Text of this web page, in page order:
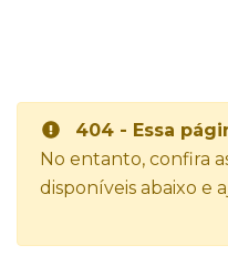
404 - Essa
No entanto, confira
disponíveis abaixo e